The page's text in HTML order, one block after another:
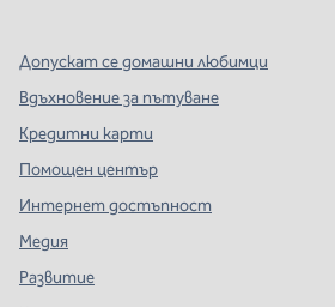
Допускат се домашни любимци
Вдъхновение за пътуване
Кредитни карти
Помощен център
Интернет достъпност
Медия
Развитие